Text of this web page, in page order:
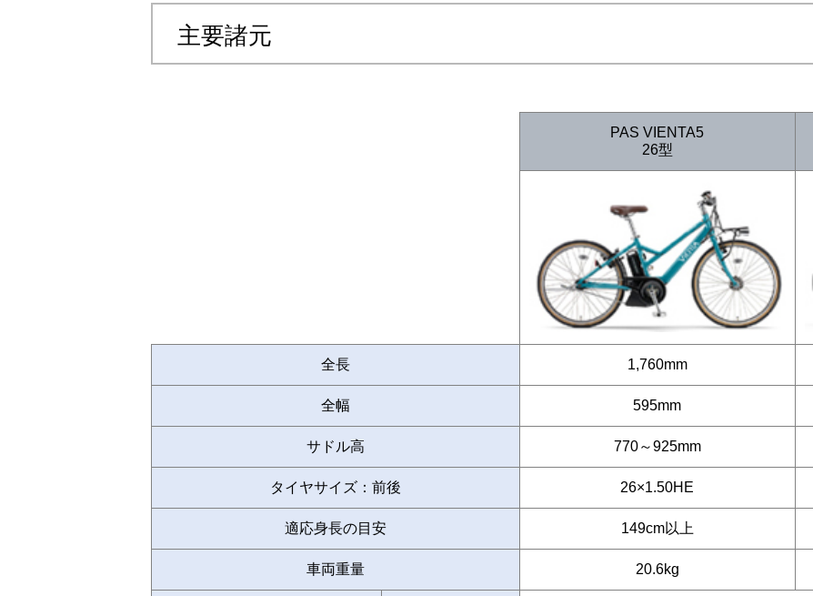
主要諸元
PAS VIENTA5
26型
全長 1,760mm
全幅 595mm
サドル高 770～925mm
タイヤサイズ：前後 26×1.50HE
適応身長の目安 149cm以上
車両重量 20.6kg